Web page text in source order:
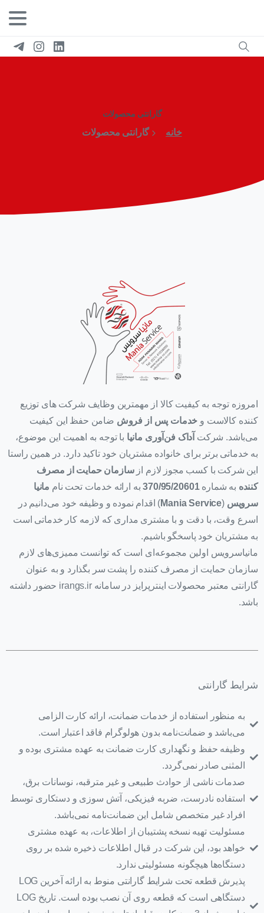
گارانتی محصولات
خانه گارانتی محصولات
امروزه توجه به کیفیت کالا از مهمترین وظایف شرکت های توزیع
کننده کالاست و خدمات پس از فروش ضامن حفظ این کیفیت
می‌باشد. شرکت آداک فن‌آوری مانیا با توجه به اهمیت این موضوع،
به خدماتی برتر برای خانواده مشتریان خود تاکید دارد. در همین راستا
این شرکت با کسب مجوز لازم ازسازمان حمایت از مصرف
کننده به شماره370/95/20601به ارائه خدمات تحت نام مانیا
سرویس(
Mania Service) اقدام نموده و وظیفه خود می‌دانیم در
اسرع وقت، با دقت و با مشتری مداری که لازمه کار خدماتی است
به مشتریان خود پاسخگو باشیم.
مانیاسرویس اولین مجموعه‌ای است که توانست ممیزی‌های لازم
سازمان حمایت از مصرف کننده را پشت سر بگذارد و به عنوان
گارانتی معتبر محصولات اینترپرایز در سامانه irangs.ir حضور داشته
باشد.
شرایط گارانتی
به منظور استفاده از خدمات ضمانت، ارائه کارت الزامی
می‌‌باشد و ضمانت‌نامه بدون هولوگرام فاقد اعتبار است.
وظیفه حفظ و نگهداری کارت ضمانت به عهده مشتری بوده و
المثنی صادر نمی‌گردد.
صدمات ناشی از حوادث طبیعی و غیر مترقبه، نوسانات برق،
استفاده نادرست، ضربه فیزیکی، آتش سوزی و دستکاری توسط
افراد غیر متخصص شامل این ضمانت‌نامه نمی‌باشد.
مسئولیت تهیه نسخه پشتیبان از اطلاعات، به عهده مشتری
خواهد بود، این شرکت در قبال اطلاعات ذخیره شده بر روی
دستگاه‌ها هیچگونه مسئولیتی ندارد.
پذیرش قطعه تحت شرایط گارانتی منوط به ارائه آخرین LOG
دستگاهی است که قطعه روی آن نصب بوده است. تاریخ LOG